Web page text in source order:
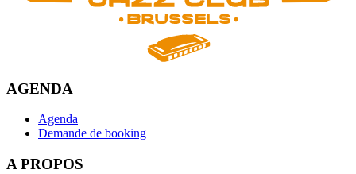
AGENDA
Agenda
Demande de booking
A PROPOS